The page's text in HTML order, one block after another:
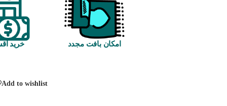
خرید امکان بافت مجدد
Add to wishlist